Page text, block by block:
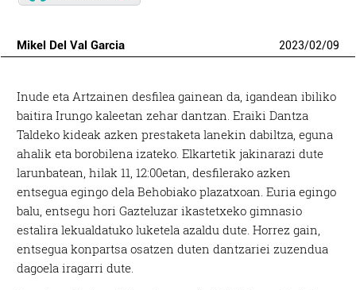
Mikel Del Val Garcia 2023/02/09
Inude eta Artzainen desfilea gainean da, igandean ibiliko
baitira Irungo kaleetan zehar dantzan. Eraiki Dantza
Taldeko kideak azken prestaketa lanekin dabiltza, eguna
ahalik eta borobilena izateko. Elkartetik jakinarazi dute
larunbatean, hilak 11, 12:00etan, desfilerako azken
entsegua egingo dela Behobiako plazatxoan. Euria egingo
balu, entsegu hori Gazteluzar ikastetxeko gimnasio
estalira lekualdatuko luketela azaldu dute. Horrez gain,
entsegua konpartsa osatzen duten dantzariei zuzendua
dagoela iragarri dute.